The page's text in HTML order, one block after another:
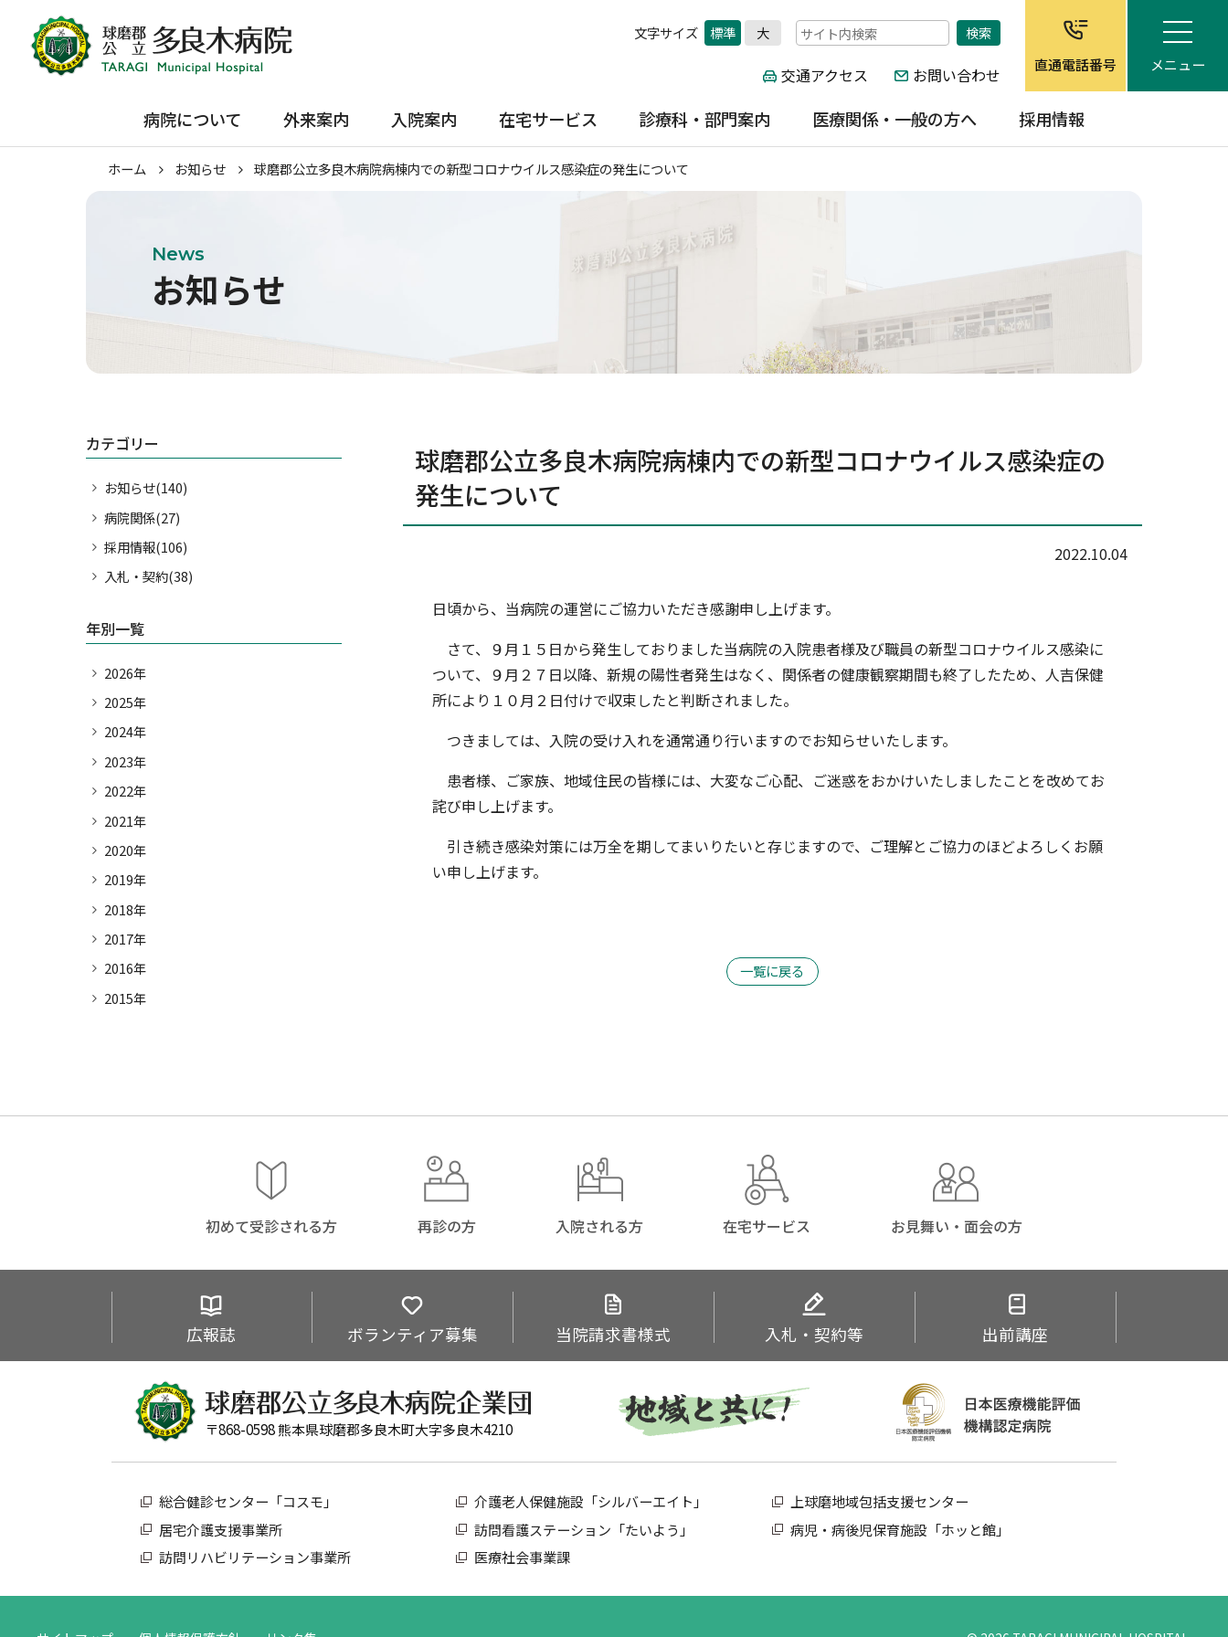
文字サイズ 標準 大
交通アクセス お問い合わせ
病院について
院長挨拶
病院理念
施設紹介
交通アクセス
広報誌「恒星」
出前講座
お出迎え講座
研修生、実習生の宿舎の貸
出について
研修支援事業について
球磨郡公立多良木病院経営
外来案内
初めて受診される方
入院案内
入院のご案内
在宅サービス
在宅医療センター・訪問診
療科
訪問リハビリステーション
診療科・部門案内
内科・総合診療科
循環器科
消化器科
肝臓病外来
泌尿器科
眼科
医療関係・一般の方へ
病院情報の公開
採用情報
会計年度任用職員
非常勤職員（臨時・パー
ト）
当院の特徴
子育て環境
採用に関するお問い合わせ
ホーム お知らせ 球磨郡公立多良木病院病棟内での新型コロナウイルス感染症の発生について
News
お知らせ
球磨郡公立多良木病院病棟内での新型コロナウイルス感染症の
発生について
2022.10.04
日頃から、当病院の運営にご協力いただき感謝申し上げます。
さて、９月１５日から発生しておりました当病院の入院患者様及び職員の新型コロナウイルス感染に
ついて、９月２７日以降、新規の陽性者発生はなく、関係者の健康観察期間も終了したため、人吉保健
所により１０月２日付けで収束したと判断されました。
つきましては、入院の受け入れを通常通り行いますのでお知らせいたします。
患者様、ご家族、地域住民の皆様には、大変なご心配、ご迷惑をおかけいたしましたことを改めてお
詫び申し上げます。
引き続き感染対策には万全を期してまいりたいと存じますので、ご理解とご協力のほどよろしくお願
い申し上げます。
一覧に戻る
カテゴリー
お知らせ(140)
病院関係(27)
採用情報(106)
入札・契約(38)
年別一覧
2026年
2025年
2024年
2023年
2022年
2021年
2020年
2019年
2018年
2017年
2016年
2015年
初めて受診される方 再診の方 入院される方 在宅サービス お見舞い・ 面会の方
広報誌 ボランティア募集 当院請求書様式 入札・ 契約等 出前講座
〒868-0598 熊本県球磨郡多良木町大字多良木4210
総合健診センター「コスモ」 介護老人保健施設「シルバーエイト」
上球磨地域包括支援センター
居宅介護支援事業所
訪問看護ステーション「たいよう」
病児・病後児保育施設「ホッと館」
訪問リハビリテーション事業所
医療社会事業課
直通電話番号 メニュー
ホーム 病院について
外来案内 入院案内
在宅サービス
医療関係・一般の方へ 採用情報
個人情報保護方針 リンク集 サイトマップ